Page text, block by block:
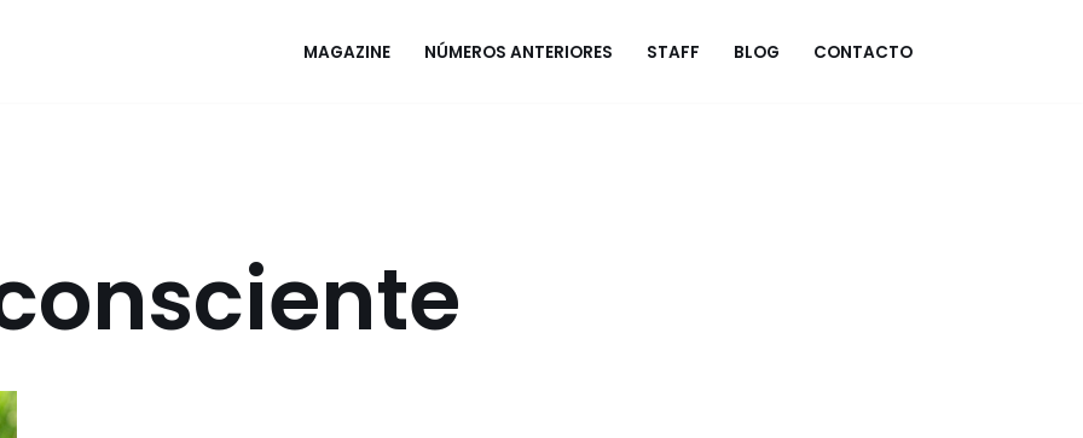
MAGAZINE NÚMEROS ANTERIORES STAFF BLOG CONTACTO